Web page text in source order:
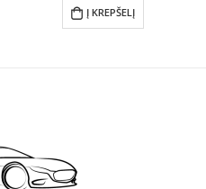
Į KREPŠELĮ